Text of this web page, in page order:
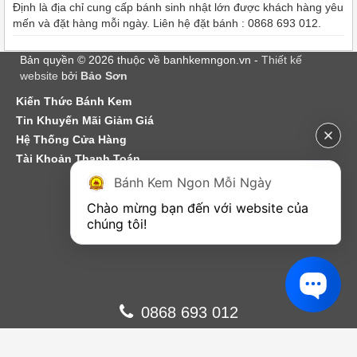
0868 693 012
Định là địa chỉ cung cấp bánh sinh nhật lớn được khách hàng yêu
mến và đặt hàng mỗi ngày. Liên hệ đặt bánh : 0868 693 012.
Bản quyền © 2026 thuộc về banhkemngon.vn - Thiết kế
website bởi Bảo Sơn
Kiến Thức Bánh Kem
Tin Khuyến Mãi Giảm Giá
Hệ Thống Cửa Hàng
Tài Khoản Thanh Toán
Bánh Kem Ngon Mỗi Ngày
Chào mừng bạn đến với website của
chúng tôi!